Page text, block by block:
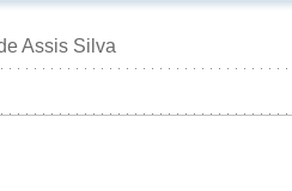
Assis Silva